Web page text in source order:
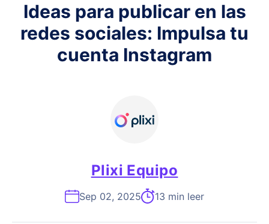
Ideas para publicar en las
redes sociales: Impulsa tu
cuenta Instagram
Plixi Equipo
Sep 02, 2025 13 min leer